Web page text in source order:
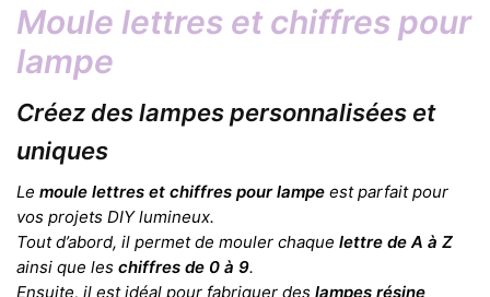
Moule lettres et chiffres pour
lampe
Créez des lampes personnalisées et
uniques
Le moule lettres et chiffres pour lampe est parfait pour
vos projets DIY lumineux.
Tout d’abord, il permet de mouler chaque lettre de A à Z
ainsi que les chiffres de 0 à 9.
Ensuite, il est idéal pour fabriquer des lampes résine